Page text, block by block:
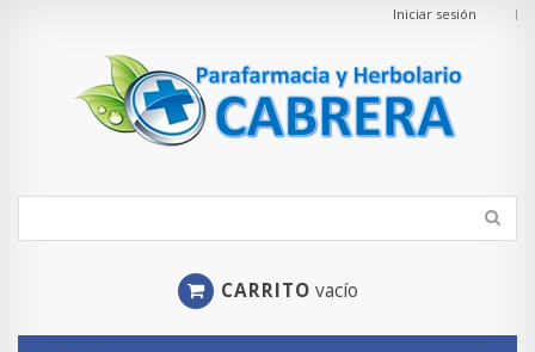
Iniciar sesión
CARRITO vacío